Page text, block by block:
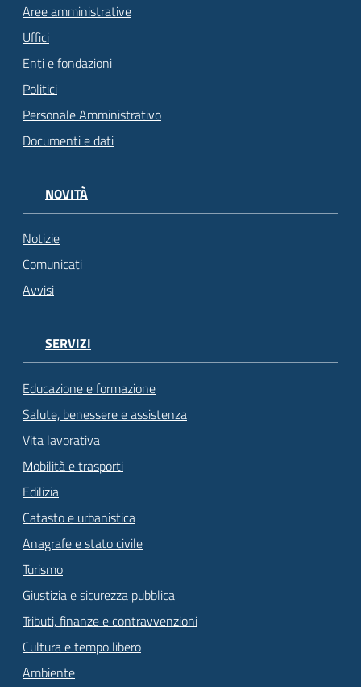
Aree amministrative
Uffici
Enti e fondazioni
Politici
Personale Amministrativo
Documenti e dati
NOVITÀ
Notizie
Comunicati
Avvisi
SERVIZI
Educazione e formazione
Salute, benessere e assistenza
Vita lavorativa
Mobilità e trasporti
Edilizia
Catasto e urbanistica
Anagrafe e stato civile
Turismo
Giustizia e sicurezza pubblica
Tributi, finanze e contravvenzioni
Cultura e tempo libero
Ambiente